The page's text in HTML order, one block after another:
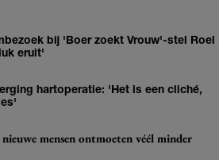
bij 'Boer zoekt Vrouw'-stel Roel
eruit'
hartoperatie: 'Het is een cliché,
mensen ontmoeten véél minder